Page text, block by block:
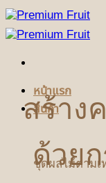
ข้าม
ไป
เนื้อหา
หน้าแรก
สินค้า
ชุดผลไม้ตามเ
สร้าง
ด้วย